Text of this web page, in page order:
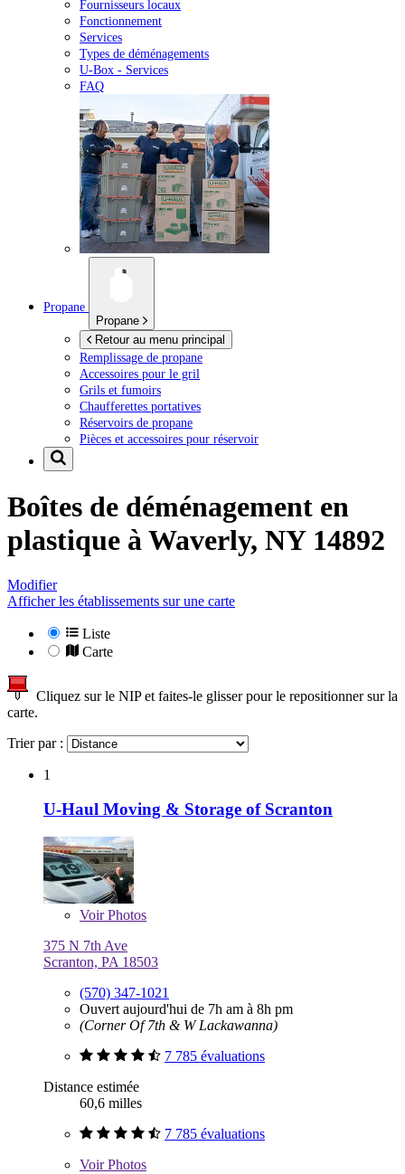
Fournisseurs locaux
Fonctionnement
Services
Types de déménagements
U-Box - Services
FAQ
Propane
Propane
Retour au menu principal
Remplissage de propane
Accessoires pour le gril
Grils et fumoirs
Chaufferettes portatives
Réservoirs de propane
Pièces et accessoires pour réservoir
Boîtes de déménagement en
plastique à Waverly, NY 14892
Modifier
Afficher les établissements sur une carte
Liste
Carte
Cliquez sur le NIP et faites-le glisser pour le repositionner sur la
carte.
Trier par :
1
U-Haul Moving & Storage of Scranton
VoirPhotos
375 N 7th Ave
Scranton, PA 18503
(570) 347-1021
Ouvert aujourd'hui de 7h am à 8h pm
(Corner Of 7th & W Lackawanna)
7 785 évaluations
Distance estimée
60,6 milles
7 785 évaluations
VoirPhotos